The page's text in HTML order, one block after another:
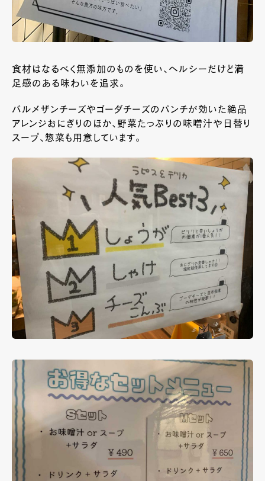
食材はなるべく無添加のものを使い、ヘルシーだけど満
足感のある味わいを追求。
パルメザンチーズやゴーダチーズのパンチが効いた絶品
アレンジおにぎりのほか、野菜たっぷりの味噌汁や日替り
スープ、惣菜も用意しています。